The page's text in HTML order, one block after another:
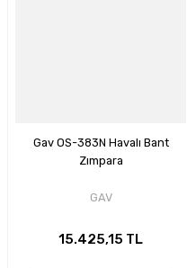
Gav OS-383N Havalı Bant
Zımpara
GAV
15.425,15 TL